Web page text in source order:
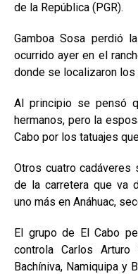
de la República (PGR).
Gamboa Sosa perdió
ocurrido ayer en el
donde se localizaron
Al principio se pensó
hermanos, pero la
Cabo por los tatuajes
Otros cuatro
de la carretera que va
uno más en Anáhuac,
El grupo de El Cabo
controla Carlos
Bachíniva, Namiquipa y